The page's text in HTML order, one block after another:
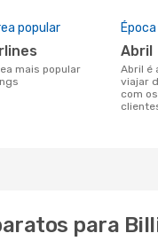
popular
abril
abril é a altura mais concorrida para
viajar
com
para